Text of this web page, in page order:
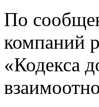
По
компаний
«Кодекса